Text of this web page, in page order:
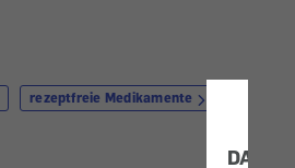
rezeptfreie Medikamente